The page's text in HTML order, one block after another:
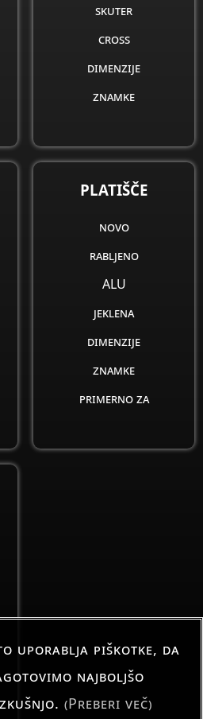
skuter
cross
dimenzije
znamke
PLATIŠČE
novo
rabljeno
ALU
jeklena
dimenzije
znamke
primerno za
uporablja piškotke, da
najboljšo
(Preberi več)